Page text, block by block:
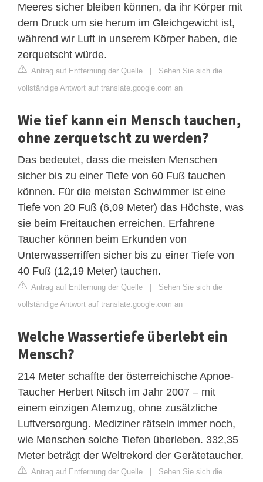
Meeres sicher bleiben können, da ihr Körper mit
dem Druck um sie herum im Gleichgewicht ist,
während wir Luft in unserem Körper haben, die
zerquetscht würde.
Antrag auf Entfernung der Quelle | Sehen Sie sich die
vollständige Antwort auf translate.google.com an
Wie tief kann ein Mensch tauchen,
ohne zerquetscht zu werden?
Das bedeutet, dass die meisten Menschen
sicher bis zu einer Tiefe von 60 Fuß tauchen
können. Für die meisten Schwimmer ist eine
Tiefe von 20 Fuß (6,09 Meter) das Höchste, was
sie beim Freitauchen erreichen. Erfahrene
Taucher können beim Erkunden von
Unterwasserriffen sicher bis zu einer Tiefe von
40 Fuß (12,19 Meter) tauchen.
Antrag auf Entfernung der Quelle | Sehen Sie sich die
vollständige Antwort auf translate.google.com an
Welche Wassertiefe überlebt ein
Mensch?
214 Meter schaffte der österreichische Apnoe-
Taucher Herbert Nitsch im Jahr 2007 – mit
einem einzigen Atemzug, ohne zusätzliche
Luftversorgung. Mediziner rätseln immer noch,
wie Menschen solche Tiefen überleben. 332,35
Meter beträgt der Weltrekord der Gerätetaucher.
Antrag auf Entfernung der Quelle | Sehen Sie sich die